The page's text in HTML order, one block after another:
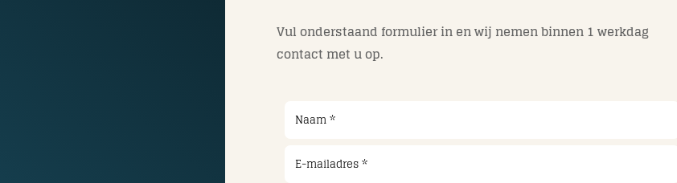
Vul onderstaand formulier in en wij nemen binnen 1 werkdag
contact met u op.